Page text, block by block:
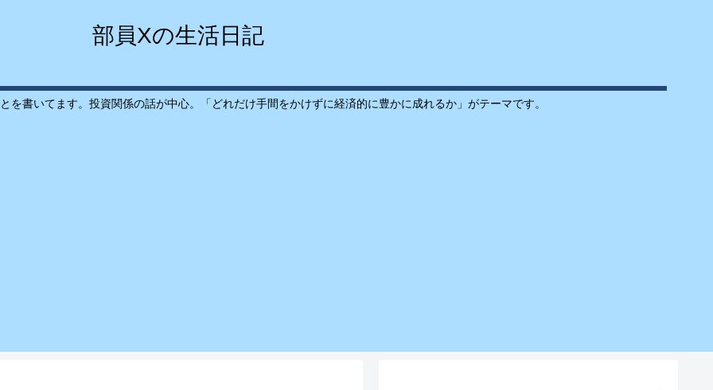
部員Xの生活日記
書いてます。投資関係の話が中心。「どれだけ手間をかけずに経済的に豊かに成れるか」がテーマです。